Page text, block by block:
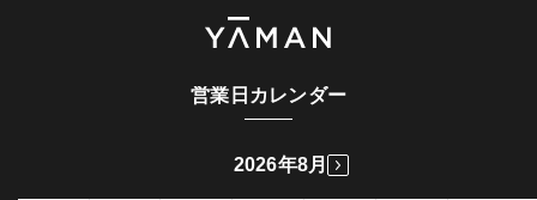
営業日カレンダー
2026年8月